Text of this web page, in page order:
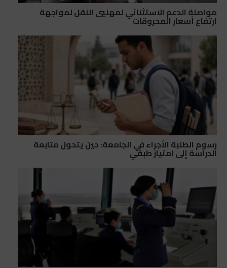
مواصلة الدعم الاستثنائي لمهنيي النقل لمواجهة
ارتفاع أسعار المحروقات
رسوم الطلبة الأجراء في الجامعة: حين يتحول متابعة
الدراسة إلى امتياز طبقي